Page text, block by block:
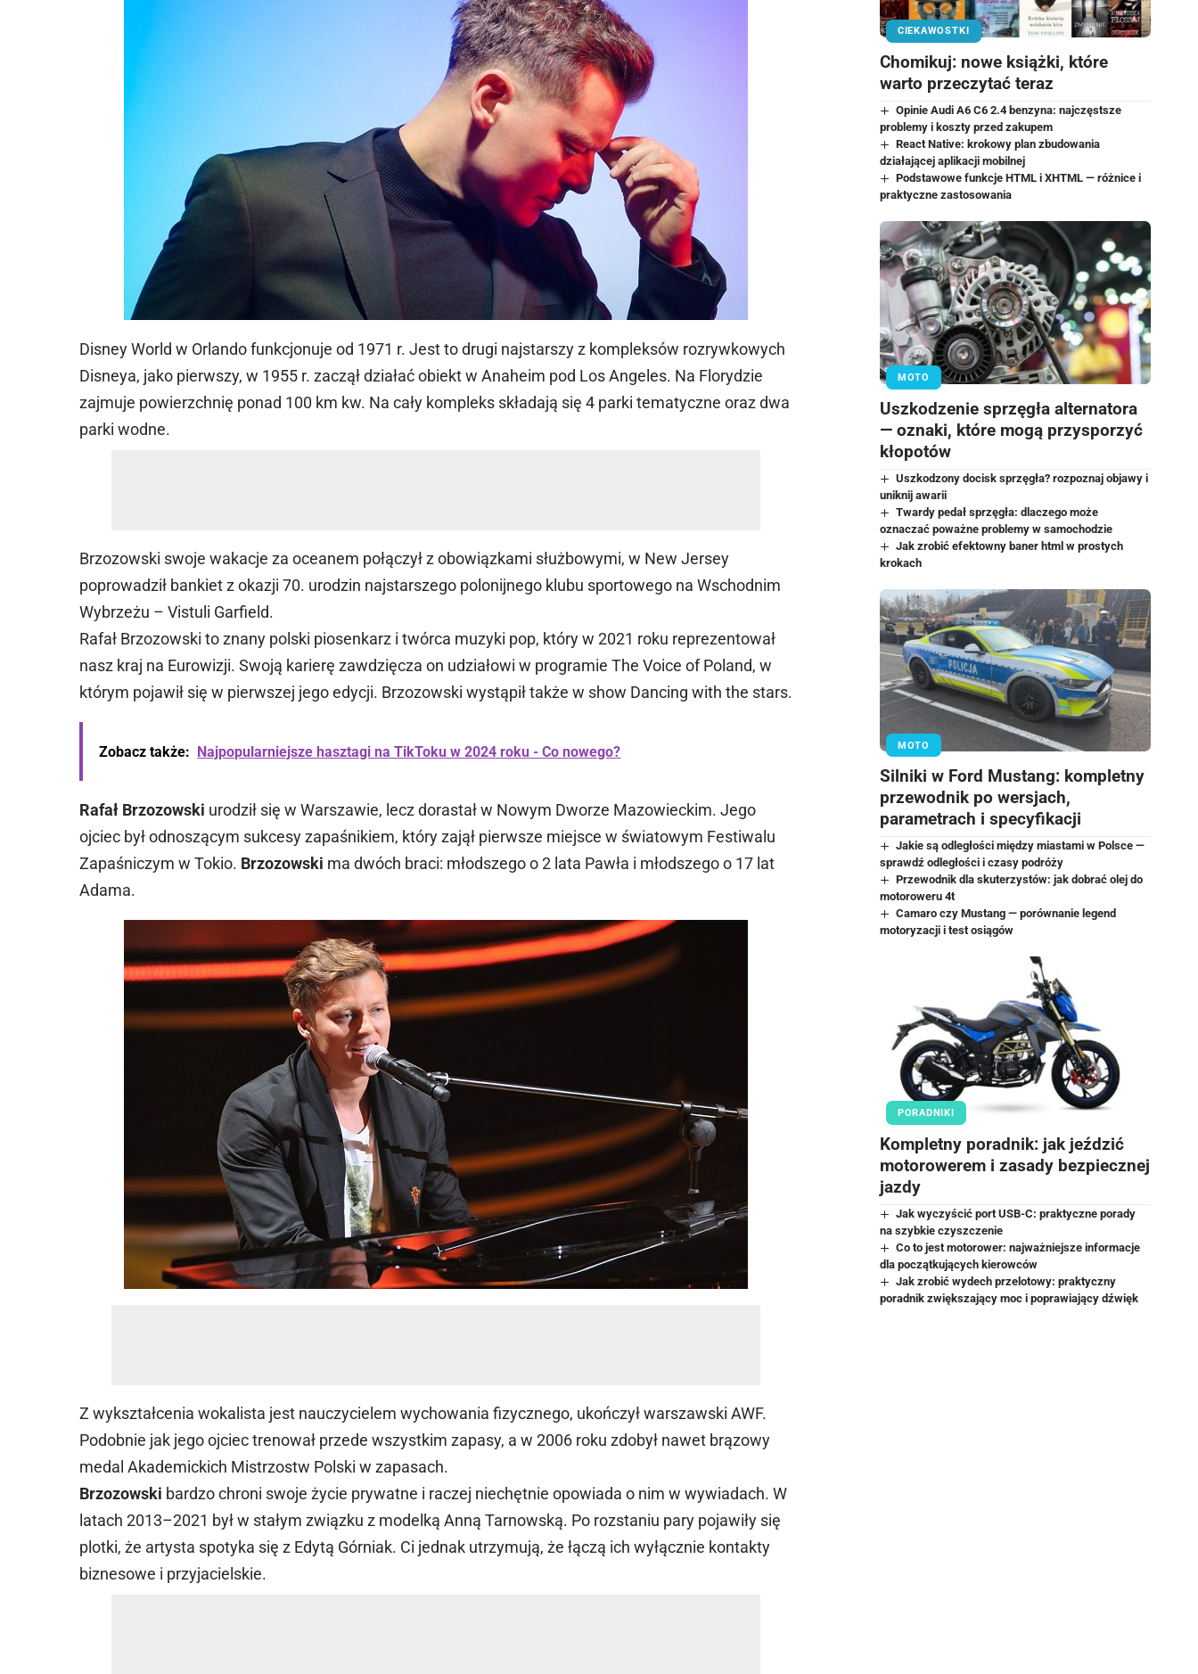
Disney World w Orlando funkcjonuje od 1971 r. Jest to drugi najstarszy z kompleksów rozrywkowych
Disneya, jako pierwszy, w 1955 r. zaczął działać obiekt w Anaheim pod Los Angeles. Na Florydzie
zajmuje powierzchnię ponad 100 km kw. Na cały kompleks składają się 4 parki tematyczne oraz dwa
parki wodne.
Brzozowski swoje wakacje za oceanem połączył z obowiązkami służbowymi, w New Jersey
poprowadził bankiet z okazji 70. urodzin najstarszego polonijnego klubu sportowego na Wschodnim
Wybrzeżu – Vistuli Garfield.
Rafał Brzozowski to znany polski piosenkarz i twórca muzyki pop, który w 2021 roku reprezentował
nasz kraj na Eurowizji. Swoją karierę zawdzięcza on udziałowi w programie The Voice of Poland, w
którym pojawił się w pierwszej jego edycji. Brzozowski wystąpił także w show Dancing with the stars.
Zobacz także: Najpopularniejsze hasztagi na TikToku w 2024 roku - Co nowego?
Rafał Brzozowski urodził się w Warszawie, lecz dorastał w Nowym Dworze Mazowieckim. Jego
ojciec był odnoszącym sukcesy zapaśnikiem, który zajął pierwsze miejsce w światowym Festiwalu
Zapaśniczym w Tokio. Brzozowski ma dwóch braci: młodszego o 2 lata Pawła i młodszego o 17 lat
Adama.
Z wykształcenia wokalista jest nauczycielem wychowania fizycznego, ukończył warszawski AWF.
Podobnie jak jego ojciec trenował przede wszystkim zapasy, a w 2006 roku zdobył nawet brązowy
medal Akademickich Mistrzostw Polski w zapasach.
Brzozowski bardzo chroni swoje życie prywatne i raczej niechętnie opowiada o nim w wywiadach. W
latach 2013–2021 był w stałym związku z modelką Anną Tarnowską. Po rozstaniu pary pojawiły się
plotki, że artysta spotyka się z Edytą Górniak. Ci jednak utrzymują, że łączą ich wyłącznie kontakty
biznesowe i przyjacielskie.
CIEKAWOSTKI
Chomikuj: nowe książki, które
warto przeczytać teraz
Opinie Audi A6 C6 2.4 benzyna: najczęstsze
problemy i koszty przed zakupem
React Native: krokowy plan zbudowania
działającej aplikacji mobilnej
Podstawowe funkcje HTML i XHTML — różnice i
praktyczne zastosowania
MOTO
Uszkodzenie sprzęgła alternatora
— oznaki, które mogą przysporzyć
kłopotów
Uszkodzony docisk sprzęgła? rozpoznaj objawy i
uniknij awarii
Twardy pedał sprzęgła: dlaczego może
oznaczać poważne problemy w samochodzie
Jak zrobić efektowny baner html w prostych
krokach
MOTO
Silniki w Ford Mustang: kompletny
przewodnik po wersjach,
parametrach i specyfikacji
Jakie są odległości między miastami w Polsce —
sprawdź odległości i czasy podróży
Przewodnik dla skuterzystów: jak dobrać olej do
motoroweru 4t
Camaro czy Mustang — porównanie legend
motoryzacji i test osiągów
PORADNIKI
Kompletny poradnik: jak jeździć
motorowerem i zasady bezpiecznej
jazdy
Jak wyczyścić port USB-C: praktyczne porady
na szybkie czyszczenie
Co to jest motorower: najważniejsze informacje
dla początkujących kierowców
Jak zrobić wydech przelotowy: praktyczny
poradnik zwiększający moc i poprawiający dźwięk